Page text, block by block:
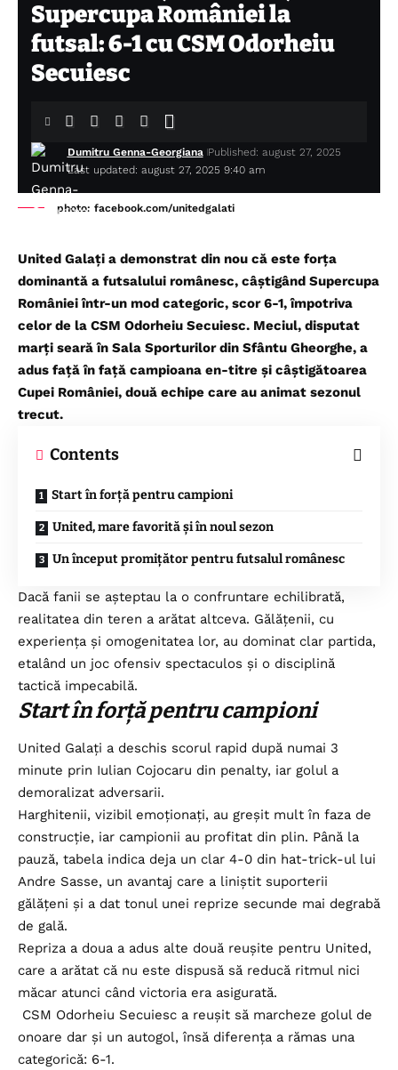
Supercupa României la
futsal: 6-1 cu CSM Odorheiu
Secuiesc
Last updated: august 27, 2025 9:40 am
Dumitru Genna-Georgiana Published: august 27, 2025
photo: facebook.com/unitedgalati
United Galați a demonstrat din nou că este forța
dominantă a futsalului românesc, câștigând Supercupa
României într-un mod categoric, scor 6-1, împotriva
celor de la CSM Odorheiu Secuiesc. Meciul, disputat
marți seară în Sala Sporturilor din Sfântu Gheorghe, a
adus față în față campioana en-titre și câștigătoarea
Cupei României, două echipe care au animat sezonul
trecut.
Contents
Start în forță pentru campioni
United, mare favorită și în noul sezon
Un început promițător pentru futsalul românesc
Dacă fanii se așteptau la o confruntare echilibrată,
realitatea din teren a arătat altceva. Gălățenii, cu
experiența și omogenitatea lor, au dominat clar partida,
etalând un joc ofensiv spectaculos și o disciplină
tactică impecabilă.
Start în forță pentru campioni
United Galați a deschis scorul rapid după numai 3
minute prin Iulian Cojocaru din penalty, iar golul a
demoralizat adversarii.
Harghitenii, vizibil emoționați, au greșit mult în faza de
construcție, iar campionii au profitat din plin. Până la
pauză, tabela indica deja un clar 4-0 din hat-trick-ul lui
Andre Sasse, un avantaj care a liniștit suporterii
gălățeni și a dat tonul unei reprize secunde mai degrabă
de gală.
Repriza a doua a adus alte două reușite pentru United,
care a arătat că nu este dispusă să reducă ritmul nici
măcar atunci când victoria era asigurată.
CSM Odorheiu Secuiesc a reușit să marcheze golul de
onoare dar şi un autogol, însă diferența a rămas una
categorică: 6-1.